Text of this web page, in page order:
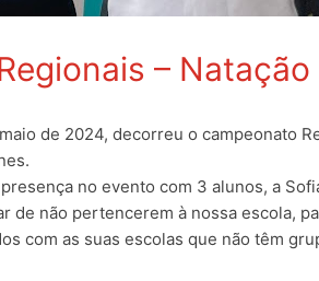
– Natação
de 2024, decorreu o campeonato
no evento com 3 alunos, a
de não pertencerem à nossa escola,
com as suas escolas que não têm